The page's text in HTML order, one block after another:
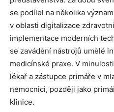
se podílel na několika
v oblasti digitalizace
implementace moderních
se zavádění nástrojů umělé
medicínské praxe. V
lékař a zástupce primáře v
nemocnici, později jako
klinice.